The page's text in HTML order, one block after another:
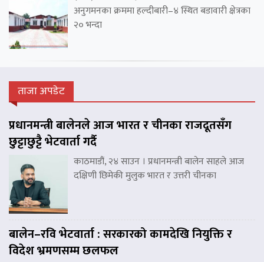
अनुगमनका क्रममा हल्दीबारी–४ स्थित बडावारी क्षेत्रका
२० भन्दा
ताजा अपडेट
प्रधानमन्त्री बालेनले आज भारत र चीनका राजदूतसँग
छुट्टाछुट्टै भेटवार्ता गर्दै
काठमाडौं, २४ साउन । प्रधानमन्त्री बालेन साहले आज
दक्षिणी छिमेकी मुलुक भारत र उत्तरी चीनका
बालेन–रवि भेटवार्ता : सरकारको कामदेखि नियुक्ति र
विदेश भ्रमणसम्म छलफल